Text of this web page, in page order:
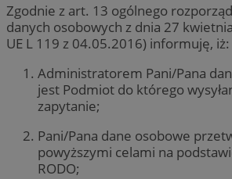
Zgodnie z art. 13 ogólnego
danych osobowych z dnia 27
UE L 119 z 04.05.2016) informuję, iż:
Administratorem Pani/Pana
jest Podmiot do którego
zapytanie;
Pani/Pana dane osobowe
powyższymi celami na
RODO;